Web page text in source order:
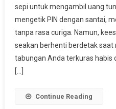
sepi untuk mengambil uang
mengetik PIN dengan santai,
tanpa rasa curiga. Namun,
seakan berhenti berdetak
tabungan Anda terkuras habis
[…]
Continue Reading